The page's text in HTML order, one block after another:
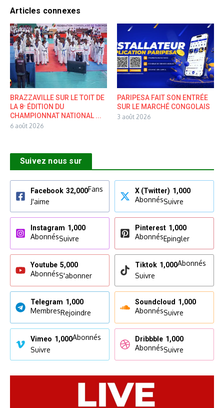
Articles connexes
BRAZZAVILLE SUR LE TOIT DE
LA 8ᵉ ÉDITION DU
CHAMPIONNAT NATIONAL ...
6 août 2026
PARIPESA FAIT SON ENTRÉE
SUR LE MARCHÉ CONGOLAIS
3 août 2026
Suivez nous sur
Facebook 32,000Fans
J'aime
X (Twitter) 1,000
AbonnésSuivre
Instagram 1,000
AbonnésSuivre
Pinterest 1,000
AbonnésEpingler
Youtube 5,000
AbonnésS'abonner
Tiktok 1,000Abonnés
Suivre
Telegram 1,000
MembresRejoindre
Soundcloud 1,000
AbonnésSuivre
Vimeo 1,000Abonnés
Suivre
Dribbble 1,000
AbonnésSuivre